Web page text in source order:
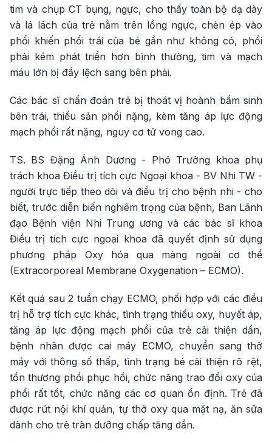
tim và chụp CT bụng, ngực, cho thấy toàn bộ dạ dày
và lá lách của trẻ nằm trên lồng ngực, chèn ép vào
phổi khiến phổi trái của bé gần như không có, phổi
phải kém phát triển hơn bình thường, tim và mạch
máu lớn bị đẩy lệch sang bên phải.
Các bác sĩ chẩn đoán trẻ bị thoát vị hoành bẩm sinh
bên trái, thiểu sản phổi nặng, kèm tăng áp lực động
mạch phổi rất nặng, nguy cơ tử vong cao.
TS. BS Đặng Ánh Dương - Phó Trưởng khoa phụ
trách khoa Điều trị tích cực Ngoại khoa - BV Nhi TW -
người trực tiếp theo dõi và điều trị cho bệnh nhi - cho
biết, trước diễn biến nghiêm trọng của bệnh, Ban Lãnh
đạo Bệnh viện Nhi Trung ương và các bác sĩ khoa
Điều trị tích cực ngoại khoa đã quyết định sử dụng
phương pháp Oxy hóa qua màng ngoài cơ thể
(Extracorporeal Membrane Oxygenation – ECMO).
Kết quả sau 2 tuần chạy ECMO, phối hợp với các điều
trị hỗ trợ tích cực khác, tình trạng thiếu oxy, huyết áp,
tăng áp lực động mạch phổi của trẻ cải thiện dần,
bệnh nhân được cai máy ECMO, chuyển sang thở
máy với thông số thấp, tình trạng bé cải thiện rõ rệt,
tổn thương phổi phục hồi, chức năng trao đổi oxy của
phổi rất tốt, chức năng các cơ quan ổn định. Trẻ đã
được rút nội khí quản, tự thở oxy qua mặt nạ, ăn sữa
dành cho trẻ tràn dưỡng chấp tăng dần.